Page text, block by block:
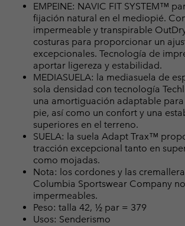
EMPEINE: NAVIC FIT SYSTEM™
fijación natural en el mediopié.
impermeable y transpirable
costuras para proporcionar un
excepcionales. Tecnología de
aportar ligereza y estabilidad.
MEDIASUELA: la mediasuela de
sola densidad con tecnología
una amortiguación adaptable para
pie, así como un confort y una
superiores en el terreno.
SUELA: la suela Adapt Trax™
tracción excepcional tanto en
como mojadas.
Nota: los cordones y las
Columbia Sportswear Company
impermeables.
Peso: talla 42, ½ par = 379
Usos: Senderismo